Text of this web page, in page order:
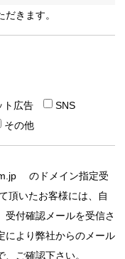
きます。
ト広告
SNS
その他
のドメイン指定受
頂いたお客様には、自
受付確認メールを受信さ
により弊社からのメール
ご確認下さい。